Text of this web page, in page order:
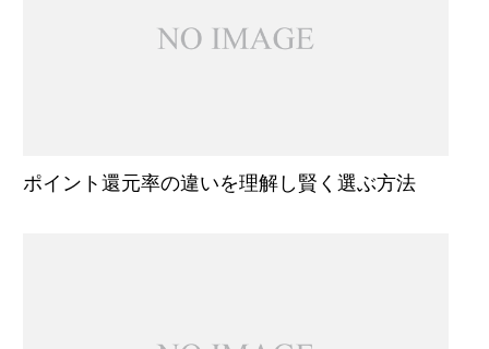
ポイント還元率の違いを理解し賢く選ぶ方法